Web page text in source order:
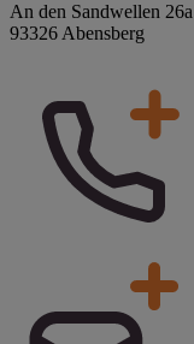
An den Sandwellen 26a
93326 Abensberg